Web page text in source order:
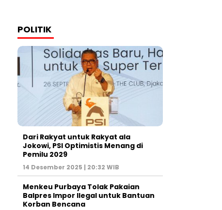
POLITIK
Dari Rakyat untuk Rakyat ala
Jokowi, PSI Optimistis Menang di
Pemilu 2029
14 Desember 2025 | 20:32 WIB
Menkeu Purbaya Tolak Pakaian
Balpres Impor Ilegal untuk Bantuan
Korban Bencana